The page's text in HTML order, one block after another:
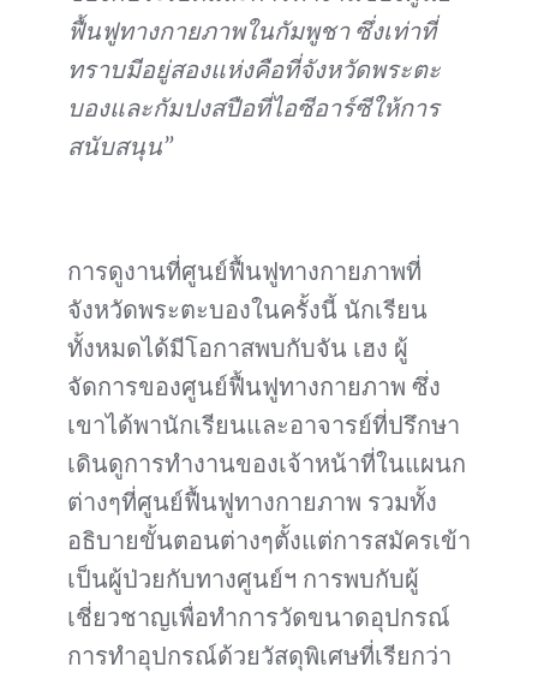
ฟื้นฟูทางกายภาพในกัมพูชา ซึ่งเท่าที่
ทราบมีอยู่สองแห่งคือที่จังหวัดพระตะ
บองและกัมปงสปือที่ไอซีอาร์ซีให้การ
สนับสนุน”
การดูงานที่ศูนย์ฟื้นฟูทางกายภาพที่
จังหวัดพระตะบองในครั้งนี้ นักเรียน
ทั้งหมดได้มีโอกาสพบกับจัน เฮง ผู้
จัดการของศูนย์ฟื้นฟูทางกายภาพ ซึ่ง
เขาได้พานักเรียนและอาจารย์ที่ปรึกษา
เดินดูการทำงานของเจ้าหน้าที่ในแผนก
ต่างๆที่ศูนย์ฟื้นฟูทางกายภาพ รวมทั้ง
อธิบายขั้นตอนต่างๆตั้งแต่การสมัครเข้า
เป็นผู้ป่วยกับทางศูนย์ฯ การพบกับผู้
เชี่ยวชาญเพื่อทำการวัดขนาดอุปกรณ์
การทำอุปกรณ์ด้วยวัสดุพิเศษที่เรียกว่า